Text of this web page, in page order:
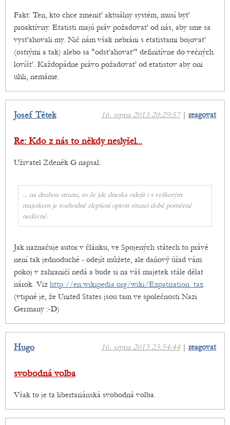
Fakt: Ten, kto chce zmeniť aktuálny systém, musí byť
proaktívny. Etatisti majú práv požadovať od nás, aby sme sa
vysťahovali my. Nič nám však nebráni s etatistami bojovať
(ostrými a tak) alebo sa "odsťahovať" definitívne do večných
lovíšť. Každopádne právo požadovať od etatistov aby oni
uhli, nemáme.
16. srpna 2013 20:29:57| reagovat
Josef Tětek
Re: Kdo z nás to někdy neslyšel...
Uživatel Zdeněk G napsal:
... na druhou stranu, to že jde dneska odejít i s veškerým
majetkem je rozhodně zlepšení oproti situaci době poměrně
nedávné.
Jak naznačuje autor v článku, ve Spojených státech to právě
není tak jednoduché - odejít můžete, ale daňový úřad vám
pokoj v zahraničí nedá a bude si na váš majetek stále dělat
nárok. Viz http://en.wikipedia.org/wiki/Expatriation_tax
(vtipné je, že United States jsou tam ve společnosti Nazi
Germany :-D)
16. srpna 2013 23:54:44 | reagovat
Hugo
svobodná volba
Však to je ta libertariánská svobodná volba.